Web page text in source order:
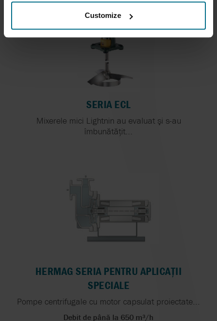
Customize
SERIA ECL
Mixerele mici Lightnin au evaluat şi s-au
îmbunătăţit...
HERMAG SERIA PENTRU APLICAȚII
SPECIALE
Pompe centrifugale cu motor capsulat proiectate...
Debit de până la 650 m³/h